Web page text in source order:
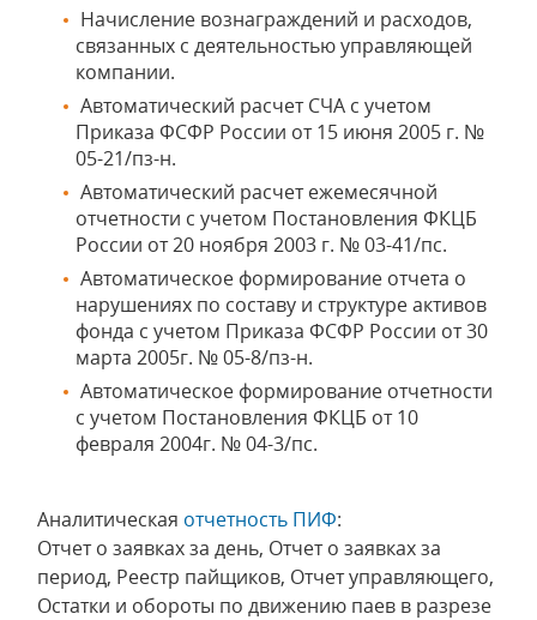
Начисление вознаграждений и расходов,
связанных с деятельностью управляющей
компании.
Автоматический расчет СЧА с учетом
Приказа ФСФР России от 15 июня 2005 г. №
05-21/пз-н.
Автоматический расчет ежемесячной
отчетности с учетом Постановления ФКЦБ
России от 20 ноября 2003 г. № 03-41/пс.
Автоматическое формирование отчета о
нарушениях по составу и структуре активов
фонда с учетом Приказа ФСФР России от 30
марта 2005г. № 05-8/пз-н.
Автоматическое формирование отчетности
с учетом Постановления ФКЦБ от 10
февраля 2004г. № 04-3/пс.
Аналитическая отчетность ПИФ:
Отчет о заявках за день, Отчет о заявках за
период, Реестр пайщиков, Отчет управляющего,
Остатки и обороты по движению паев в разрезе